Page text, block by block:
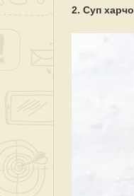
2. Суп харчо